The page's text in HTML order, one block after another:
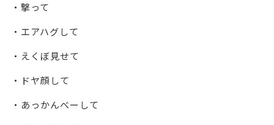
・撃って
・エアハグして
・えくぼ見せて
・ドヤ顔して
・あっかんべーして